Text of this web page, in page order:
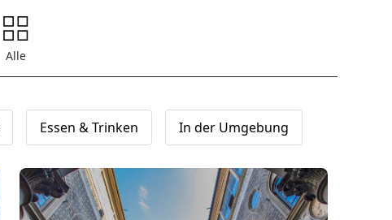
Alle
Essen & Trinken In der Umgebung